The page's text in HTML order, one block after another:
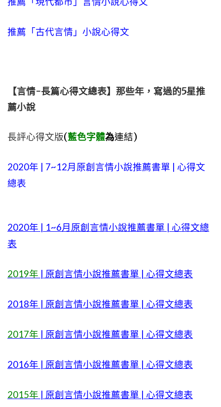
推薦「古代言情」小說心得文
【言情-長篇心得文總表】那些年，寫過的5星推
薦小說
長評心得文版(藍色字體為連結)
2020年 | 7~12月原創言情小說推薦書單 | 心得文
總表
2020年 | 1~6月原創言情小說推薦書單 | 心得文總
表
2019年 | 原創言情小說推薦書單 | 心得文總表
2018年 | 原創言情小說推薦書單 | 心得文總表
2017年 | 原創言情小說推薦書單 | 心得文總表
2016年 | 原創言情小說推薦書單 | 心得文總表
2015年 | 原創言情小說推薦書單 | 心得文總表